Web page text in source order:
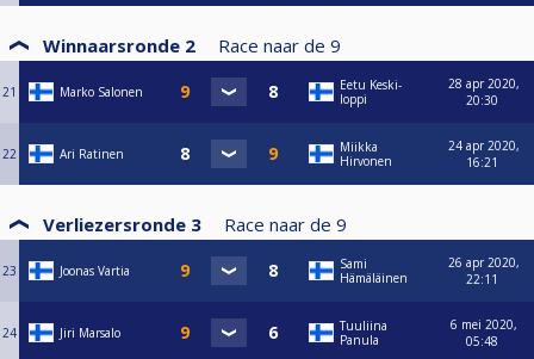
Winnaarsronde 2 Race naar de 9
21 Marko Salonen
Eetu Keski-
loppi
28 apr 2020,
20:30
22 Ari Ratinen
Miikka
Hirvonen
24 apr 2020,
16:21
Verliezersronde 3 Race naar de 9
23 Joonas Vartia
Sami
Hämäläinen
26 apr 2020,
22:11
24 Jiri Marsalo
Tuuliina
Panula
6 mei 2020,
05:48